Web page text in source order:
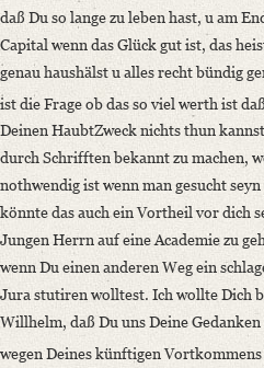
German
Editors
Bamberg, Claudia
daß Du so lange zu leben hast, u am
Capital wenn das Glück gut ist, das
genau haushälst u alles recht bündig
ist die Frage ob das so viel werth ist
Deinen HaubtZweck nichts thun
durch Schrifften bekannt zu machen,
nothwendig ist wenn man gesucht
könnte das auch ein Vortheil vor dich
Jungen Herrn auf eine Academie zu
wenn Du einen anderen Weg ein
Jura stutiren wolltest. Ich wollte Dich
Willhelm, daß Du uns Deine Gedanken
wegen Deines künftigen Vortkommens